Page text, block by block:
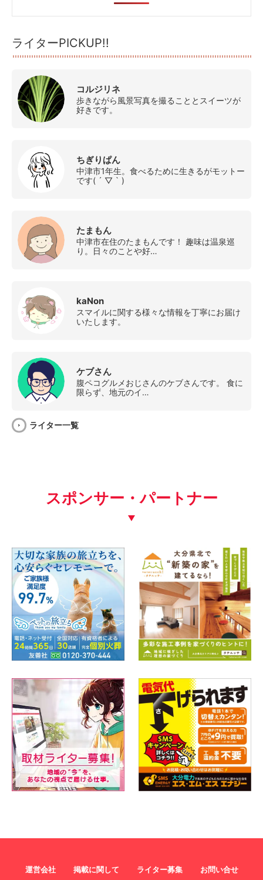
ライターPICKUP!!
コルジリネ
歩きながら風景写真を撮ることとスイーツが
好きです。
ちぎりぱん
中津市1年生。食べるために生きるがモットー
です( ´ ▽ ` )
たまもん
中津市在住のたまもんです！ 趣味は温泉巡
り。日々のことや好…
kaNon
スマイルに関する様々な情報を丁寧にお届け
いたします。
ケブさん
腹ペコグルメおじさんのケブさんです。 食に
限らず、地元のイ…
ライター一覧
スポンサー・パートナー
運営会社 掲載に関して ライター募集
お問い合せ